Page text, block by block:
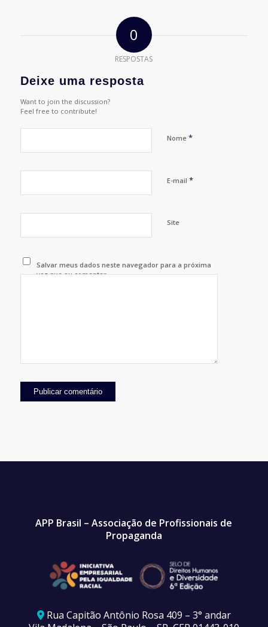
0
RESPOSTAS
Deixe uma resposta
Want to join the discussion?
Feel free to contribute!
Nome *
E-mail *
Site
Salvar meus dados neste navegador para a próxima
vez que eu comentar.
APP Brasil – Associação de Profissionais de
Propaganda
Rua Capitão Antônio Rosa 409 – 3° andar